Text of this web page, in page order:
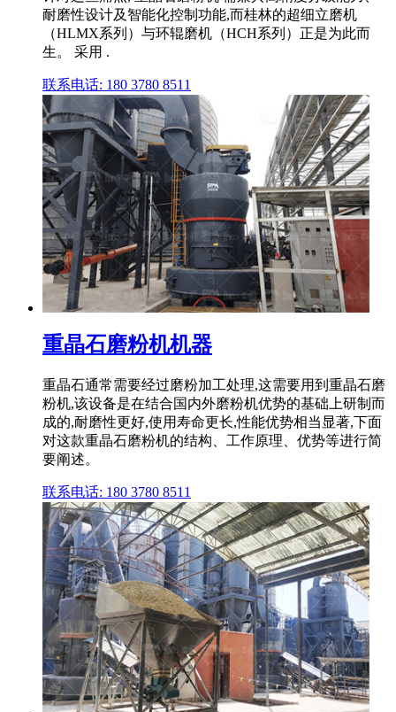
耐磨性设计及智能化控制功能,而桂林的超细立磨机
（HLMX系列）与环辊磨机（HCH系列）正是为此而
生。 采用 .
联系电话: 180 3780 8511
重晶石磨粉机机器
重晶石通常需要经过磨粉加工处理,这需要用到重晶石磨
粉机,该设备是在结合国内外磨粉机优势的基础上研制而
成的,耐磨性更好,使用寿命更长,性能优势相当显著,下面
对这款重晶石磨粉机的结构、工作原理、优势等进行简
要阐述。
联系电话: 180 3780 8511